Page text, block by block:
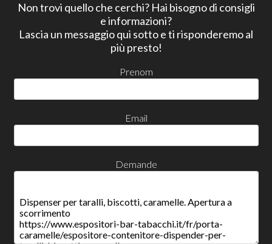
Non trovi quello che cerchi? Hai bisogno di consigli
e informazioni?
Lascia un messaggio qui sotto e ti risponderemo al
più presto!
Prenom
Email
Demande